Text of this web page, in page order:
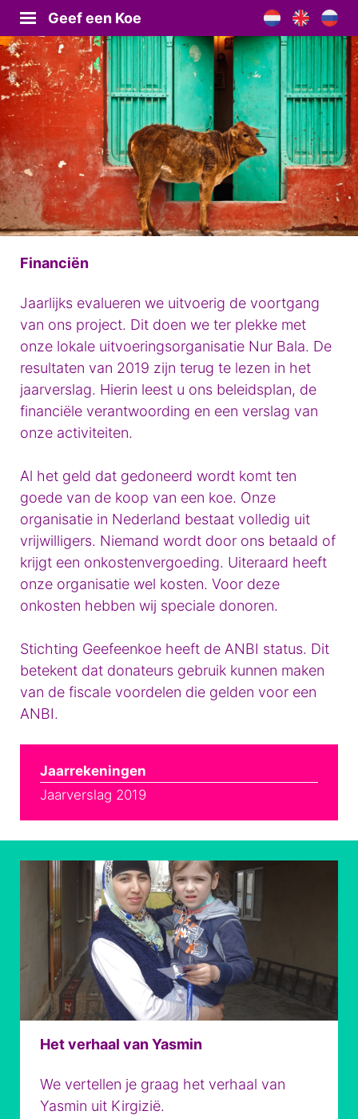
Geef een Koe
Financiën
Jaarlijks evalueren we uitvoerig de voortgang
van ons project. Dit doen we ter plekke met
onze lokale uitvoeringsorganisatie Nur Bala. De
resultaten van 2019 zijn terug te lezen in het
jaarverslag. Hierin leest u ons beleidsplan, de
financiële verantwoording en een verslag van
onze activiteiten.
Al het geld dat gedoneerd wordt komt ten
goede van de koop van een koe. Onze
organisatie in Nederland bestaat volledig uit
vrijwilligers. Niemand wordt door ons betaald of
krijgt een onkostenvergoeding. Uiteraard heeft
onze organisatie wel kosten. Voor deze
onkosten hebben wij speciale donoren.
Stichting Geefeenkoe heeft de ANBI status. Dit
betekent dat donateurs gebruik kunnen maken
van de fiscale voordelen die gelden voor een
ANBI.
Jaarrekeningen
Jaarverslag 2019
Het verhaal van Yasmin
We vertellen je graag het verhaal van
Yasmin uit Kirgizië.